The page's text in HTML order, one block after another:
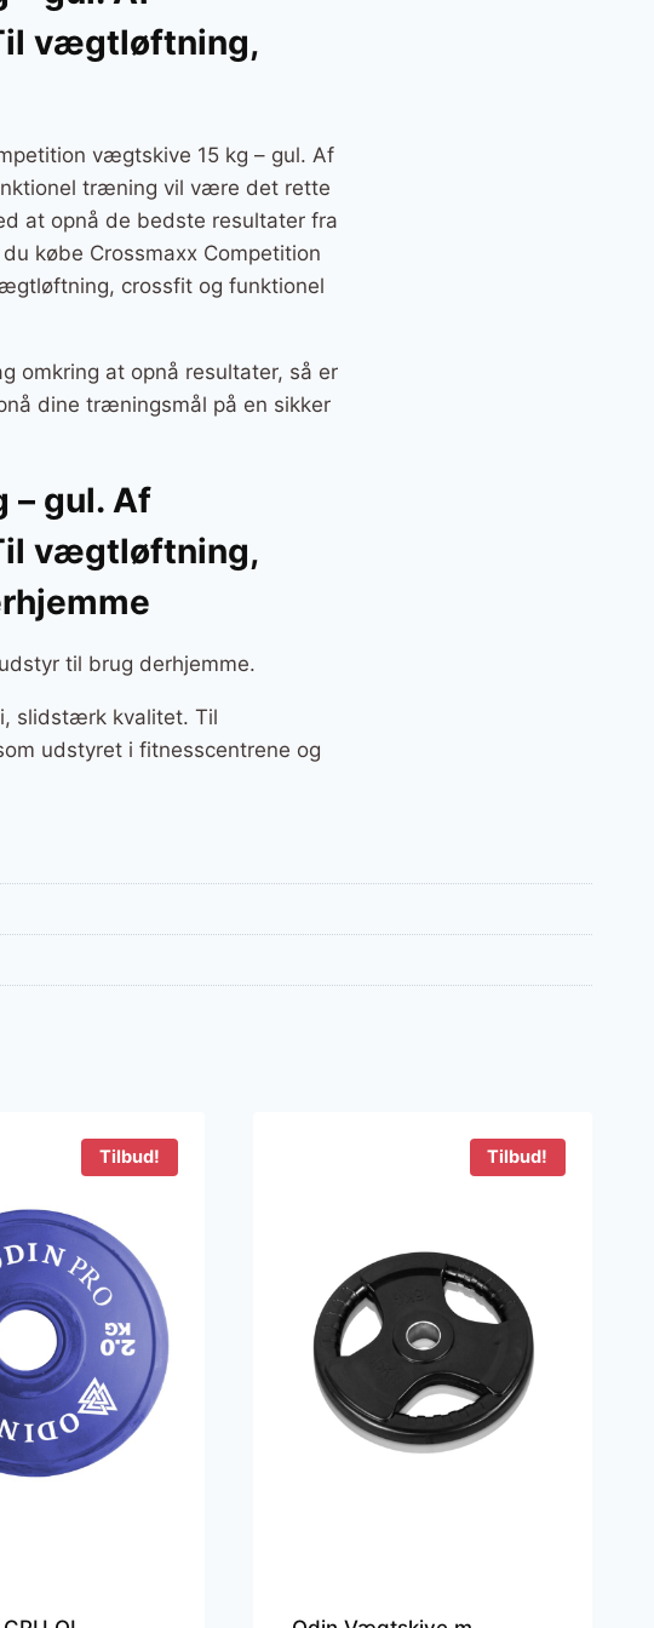
vægtløftning,
vægtskive 15 kg – gul. Af
træning vil være det rette
at opnå de bedste resultater fra
købe Crossmaxx Competition
crossfit og funktionel
omkring at opnå resultater, så er
dine træningsmål på en sikker
– gul. Af
vægtløftning,
til brug derhjemme.
slidstærk kvalitet. Til
udstyret i fitnesscentrene og
Tilbud! Tilbud!